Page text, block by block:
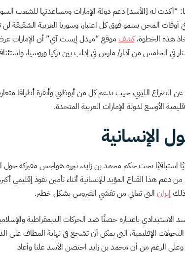
“أكدت له [الأسد] دعم دولة الإمارات ومساعدتها للشعب
أوقات المحن يسمو فوق كل اعتبار، وسوريا العربية الشقيقة
هذه الخطوة،كشف موقع “ميدل إيست آي” أن الإمارات
في الخامس من آذار/ مارس في إدلب بين تركيا وروسيا،
عن الصراع الليبي، حيث تدعم كل من أبوظبي وأنقرة أطرافا
الأوسع لدولة الإمارات العربية المتحدة.
الإنسانية
استباقيًا تحت حكم محمد بن زايد، تبرره هواجس مفبركة حول
دعم هذا القناع المؤيد للإنسانية أثناء تأمين نفوذ إقليمي
إيران التي تعاني من تفشي الفيروس بشكل خطير.
الاستبدادي باعتباره حصنًا ضد الحركات الديمقراطية
الإقليمية، التي يمكن أن تشجع في نهاية المطاف على
وعلى الرغم من أن محمد بن زايد احتضن الأسد علنا وأعاد